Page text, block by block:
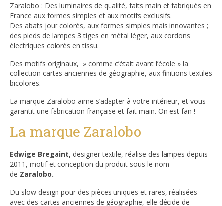
Zaralobo : Des luminaires de qualité, faits main et fabriqués en
France aux formes simples et aux motifs exclusifs.
Des abats jour colorés, aux formes simples mais innovantes ;
des pieds de lampes 3 tiges en métal léger, aux cordons
électriques colorés en tissu.
Des motifs originaux, » comme c’était avant l’école » la
collection cartes anciennes de géographie, aux finitions textiles
bicolores.
La marque Zaralobo aime s’adapter à votre intérieur, et vous
garantit une fabrication française et fait main. On est fan !
La marque Zaralobo
Edwige Bregaint, designer textile, réalise des lampes depuis
2011, motif et conception du produit sous le nom
de Zaralobo.
Du slow design pour des pièces uniques et rares, réalisées
avec des cartes anciennes de géographie, elle décide de